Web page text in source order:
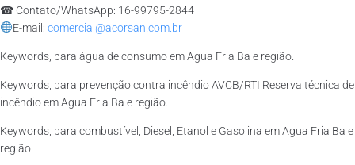
☎ Contato/WhatsApp: 16-99795-2844
E-mail: comercial@acorsan.com.br
Keywords, para água de consumo em Agua Fria Ba e região.
Keywords, para prevenção contra incêndio AVCB/RTI Reserva técnica de
incêndio em Agua Fria Ba e região.
Keywords, para combustível, Diesel, Etanol e Gasolina em Agua Fria Ba e
região.